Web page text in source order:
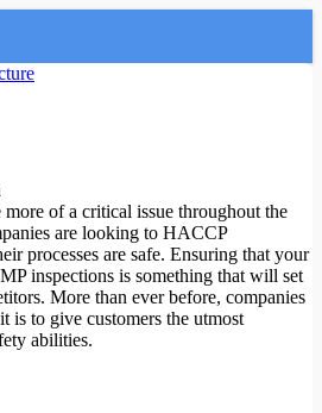
of a critical issue throughout the
are looking to HACCP
processes are safe. Ensuring that your
inspections is something that will set
More than ever before, companies
is to give customers the utmost
abilities.